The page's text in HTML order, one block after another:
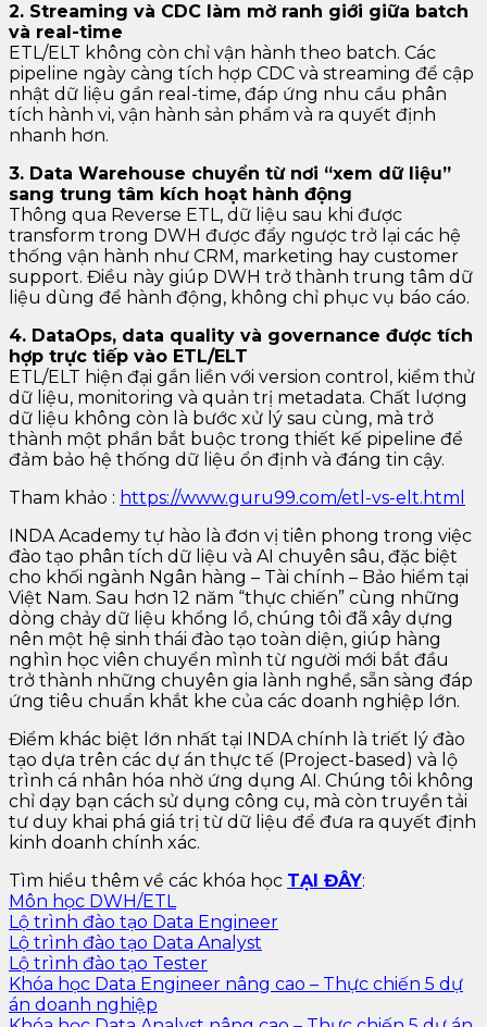
2. Streaming và CDC làm mờ ranh giới giữa batch
và real-time
ETL/ELT không còn chỉ vận hành theo batch. Các
pipeline ngày càng tích hợp CDC và streaming để cập
nhật dữ liệu gần real-time, đáp ứng nhu cầu phân
tích hành vi, vận hành sản phẩm và ra quyết định
nhanh hơn.
3. Data Warehouse chuyển từ nơi “xem dữ liệu”
sang trung tâm kích hoạt hành động
Thông qua Reverse ETL, dữ liệu sau khi được
transform trong DWH được đẩy ngược trở lại các hệ
thống vận hành như CRM, marketing hay customer
support. Điều này giúp DWH trở thành trung tâm dữ
liệu dùng để hành động, không chỉ phục vụ báo cáo.
4. DataOps, data quality và governance được tích
hợp trực tiếp vào ETL/ELT
ETL/ELT hiện đại gắn liền với version control, kiểm thử
dữ liệu, monitoring và quản trị metadata. Chất lượng
dữ liệu không còn là bước xử lý sau cùng, mà trở
thành một phần bắt buộc trong thiết kế pipeline để
đảm bảo hệ thống dữ liệu ổn định và đáng tin cậy.
Tham khảo : https://www.guru99.com/etl-vs-elt.html
INDA Academy tự hào là đơn vị tiên phong trong việc
đào tạo phân tích dữ liệu và AI chuyên sâu, đặc biệt
cho khối ngành Ngân hàng – Tài chính – Bảo hiểm tại
Việt Nam. Sau hơn 12 năm “thực chiến” cùng những
dòng chảy dữ liệu khổng lồ, chúng tôi đã xây dựng
nên một hệ sinh thái đào tạo toàn diện, giúp hàng
nghìn học viên chuyển mình từ người mới bắt đầu
trở thành những chuyên gia lành nghề, sẵn sàng đáp
ứng tiêu chuẩn khắt khe của các doanh nghiệp lớn.
Điểm khác biệt lớn nhất tại INDA chính là triết lý đào
tạo dựa trên các dự án thực tế (Project-based) và lộ
trình cá nhân hóa nhờ ứng dụng AI. Chúng tôi không
chỉ dạy bạn cách sử dụng công cụ, mà còn truyền tải
tư duy khai phá giá trị từ dữ liệu để đưa ra quyết định
kinh doanh chính xác.
Tìm hiểu thêm về các khóa học TẠI ĐÂY:
Môn học DWH/ETL
Lộ trình đào tạo Data Engineer
Lộ trình đào tạo Data Analyst
Lộ trình đào tạo Tester
Khóa học Data Engineer nâng cao – Thực chiến 5 dự
án doanh nghiệp